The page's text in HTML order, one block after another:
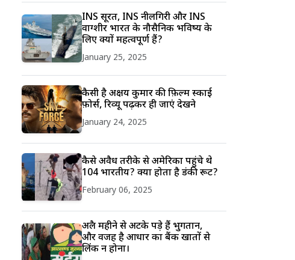
INS सूरत, INS नीलगिरी और INS
वाग्शीर भारत के नौसैनिक भविष्य के
लिए क्यों महत्वपूर्ण हैं?
January 25, 2025
कैसी है अक्षय कुमार की फ़िल्म स्काई
फ़ोर्स, रिव्यू पढ़कर ही जाएं देखने
January 24, 2025
कैसे अवैध तरीके से अमेरिका पहुंचे थे
104 भारतीय? क्या होता है डंकी रूट?
February 06, 2025
अप्रैल महीने से अटके पड़े हैं भुगतान,
और वजह है आधार का बैंक खातों से
लिंक न होना।